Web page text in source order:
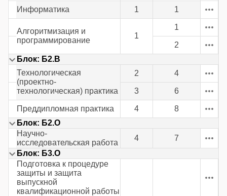
Информатика 1 1
Алгоритмизация и
программирование
1
1
2
Блок: Б2.В
Технологическая
(проектно-
технологическая) практика
2 4
3 6
Преддипломная практика 4
8
Блок: Б2.О
Научно-
исследовательская работа
4
7
Блок: Б3.О
Подготовка к процедуре
защиты и защита
выпускной
квалификационной работы